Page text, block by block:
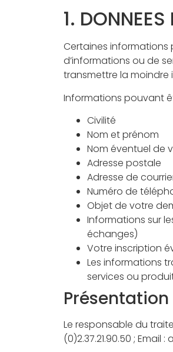
1. DONNEES
Certaines
d’informations ou de
transmettre la moindre
Informations pouvant
Civilité
Nom et prénom
Nom éventuel de
Adresse postale
Adresse de
Numéro de
Objet de votre
Informations sur
échanges)
Votre inscription
Les informations
services ou
Le responsable du
(0)2.37.21.90.50 ; Email